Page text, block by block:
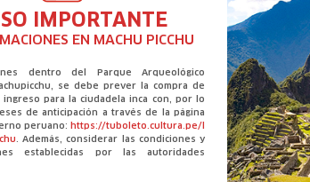
IMPORTANTE
EN MACHU PICCHU
dentro del Parque Arqueológico
se debe prever la compra de
para la ciudadela inca con, por lo
de anticipación a través de la página
peruano: https://tuboleto.cultura.pe/l
. Además, considerar las condiciones y
establecidas por las autoridades